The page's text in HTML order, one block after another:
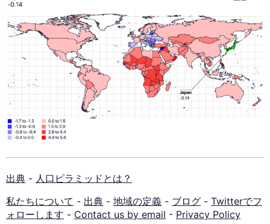
出典 - 人口ピラミッドとは？
私たちについて - 出典 - 地域の定義 - ブログ - Twitterでフ
ォローします - Contact us by email - Privacy Policy